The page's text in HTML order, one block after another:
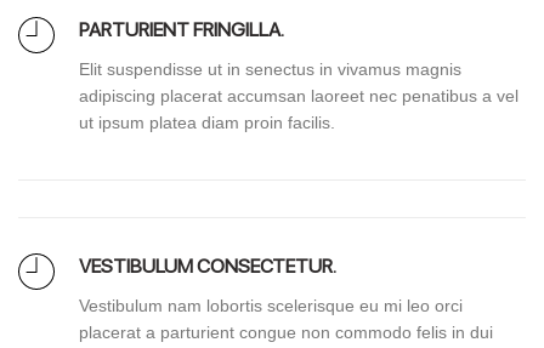
PARTURIENT FRINGILLA.
Elit suspendisse ut in senectus in vivamus magnis
adipiscing placerat accumsan laoreet nec penatibus a vel
ut ipsum platea diam proin facilis.
VESTIBULUM CONSECTETUR.
Vestibulum nam lobortis scelerisque eu mi leo orci
placerat a parturient congue non commodo felis in dui